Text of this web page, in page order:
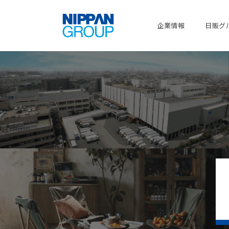
企業情報 日販グ